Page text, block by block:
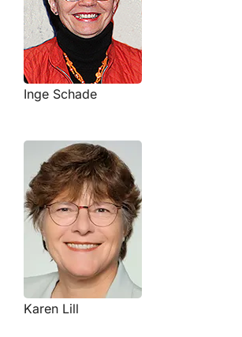
Inge Schade
Karen Lill